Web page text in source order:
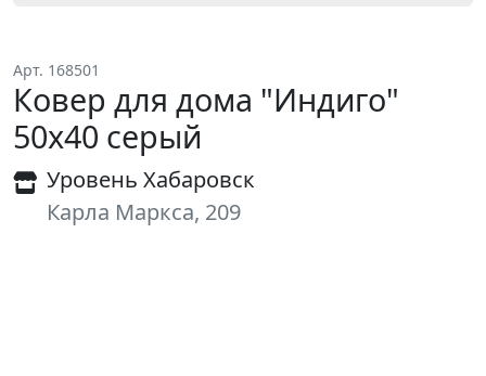
Арт. 168501
Ковер для дома "Индиго"
50х40 серый
Уровень Хабаровск
Карла Маркса, 209